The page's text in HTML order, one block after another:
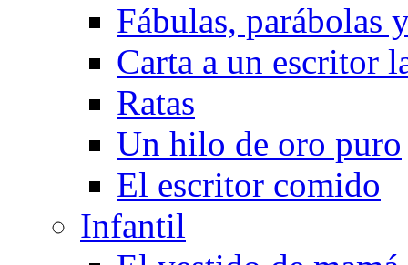
Fábulas, parábolas
Carta a un escritor
Ratas
Un hilo de oro puro
El escritor comido
Infantil